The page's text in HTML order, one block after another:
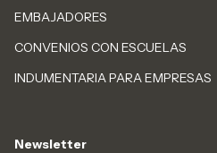
EMBAJADORES
CONVENIOS CON ESCUELAS
INDUMENTARIA PARA EMPRESAS
Newsletter